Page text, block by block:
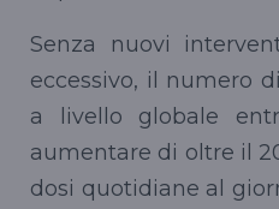
Senza nuovi
eccessivo, il numero
a livello globale
aumentare di oltre il
dosi quotidiane al